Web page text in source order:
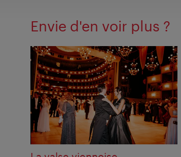
Envie d'en voir plus ?